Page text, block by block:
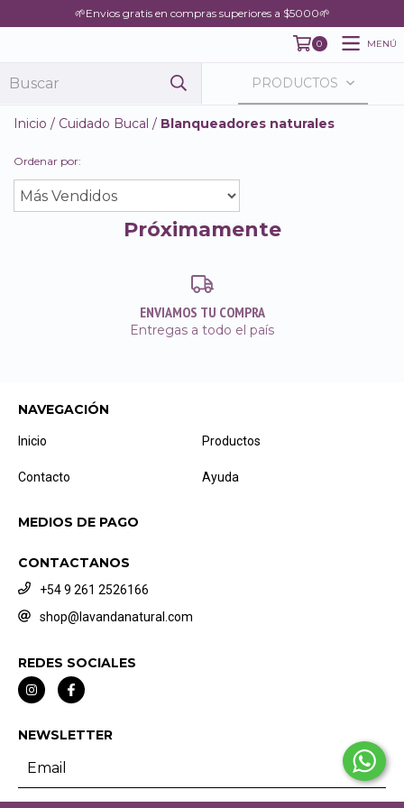
🌱Envios gratis en compras superiores a $5000🌱
0 MENÚ
PRODUCTOS
Inicio / Cuidado Bucal / Blanqueadores naturales
Ordenar por:
Próximamente
ENVIAMOS TU COMPRA
Entregas a todo el país
NAVEGACIÓN
Inicio Productos
Contacto Ayuda
MEDIOS DE PAGO
CONTACTANOS
+54 9 261 2526166
shop@lavandanatural.com
REDES SOCIALES
NEWSLETTER